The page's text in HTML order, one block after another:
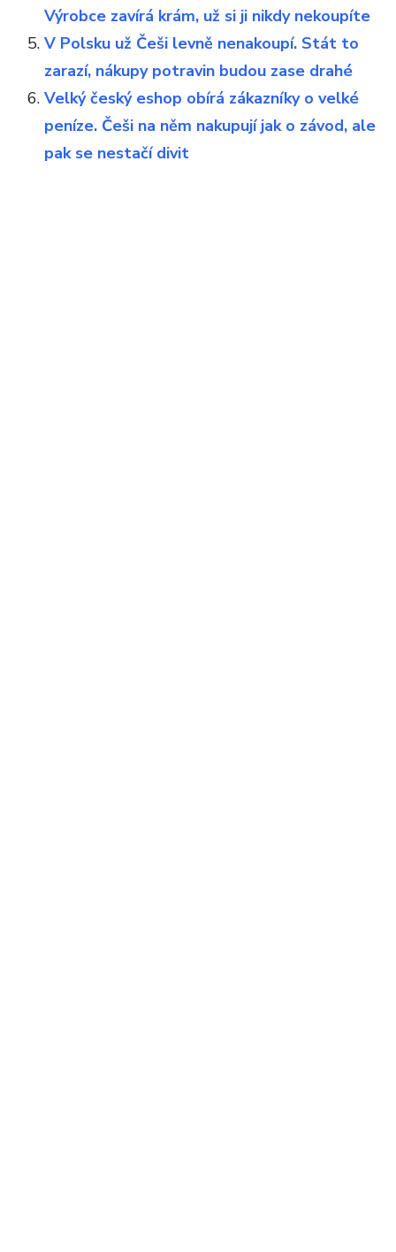
Výrobce zavírá krám, už si ji nikdy nekoupíte
V Polsku už Češi levně nenakoupí. Stát to
zarazí, nákupy potravin budou zase drahé
Velký český eshop obírá zákazníky o velké
peníze. Češi na něm nakupují jak o závod, ale
pak se nestačí divit